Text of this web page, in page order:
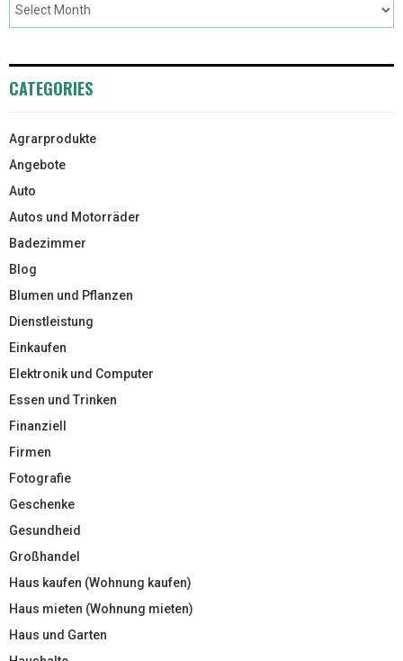
CATEGORIES
Agrarprodukte
Angebote
Auto
Autos und Motorräder
Badezimmer
Blog
Blumen und Pflanzen
Dienstleistung
Einkaufen
Elektronik und Computer
Essen und Trinken
Finanziell
Firmen
Fotografie
Geschenke
Gesundheid
Großhandel
Haus kaufen (Wohnung kaufen)
Haus mieten (Wohnung mieten)
Haus und Garten